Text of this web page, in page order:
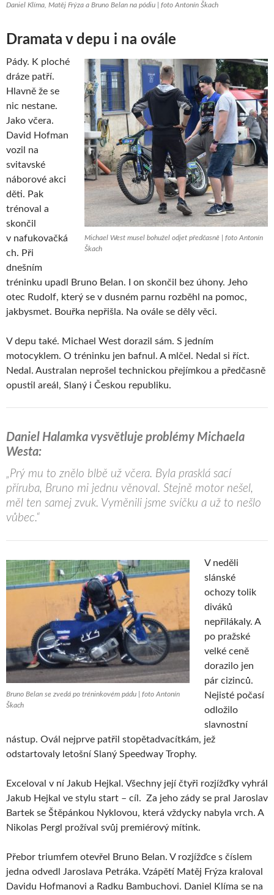
Daniel Klíma, Matěj Frýza a Bruno Belan na pódiu | foto Antonín Škach
Dramata v depu i na ovále
Michael West musel bohužel odjet předčasně | foto Antonín
Škach
Pády. K ploché
dráze patří.
Hlavně že se
nic nestane.
Jako včera.
David Hofman
vozil na
svitavské
náborové akci
děti. Pak
trénoval a
skončil
v nafukovačká
ch. Při
dnešním
tréninku upadl Bruno Belan. I on skončil bez úhony. Jeho
otec Rudolf, který se v dusném parnu rozběhl na pomoc,
jakbysmet. Bouřka nepřišla. Na ovále se děly věci.
V depu také. Michael West dorazil sám. S jedním
motocyklem. O tréninku jen bafnul. A mlčel. Nedal si říct.
Nedal. Australan neprošel technickou přejímkou a předčasně
opustil areál, Slaný i Českou republiku.
Daniel Halamka vysvětluje problémy Michaela
Westa:
„Prý mu to znělo blbě už včera. Byla prasklá sací
příruba, Bruno mi jednu věnoval. Stejně motor nešel,
měl ten samej zvuk. Vyměnili jsme svíčku a už to nešlo
vůbec.“
Bruno Belan se zvedá po tréninkovém pádu | foto Antonín
Škach
V neděli
slánské
ochozy tolik
diváků
nepřilákaly. A
po pražské
velké ceně
dorazilo jen
pár cizinců.
Nejisté počasí
odložilo
slavnostní
nástup. Ovál nejprve patřil stopětadvacítkám, jež
odstartovaly letošní Slaný Speedway Trophy.
Exceloval v ní Jakub Hejkal. Všechny její čtyři rozjížďky vyhrál
Jakub Hejkal ve stylu start – cíl. Za jeho zády se pral Jaroslav
Bartek se Štěpánkou Nyklovou, která vždycky nabyla vrch. A
Nikolas Pergl prožíval svůj premiérový mítink.
Přebor triumfem otevřel Bruno Belan. V rozjížďce s číslem
jedna odvedl Jaroslava Petráka. Vzápětí Matěj Frýza kraloval
Davidu Hofmanovi a Radku Bambuchovi. Daniel Klíma se na